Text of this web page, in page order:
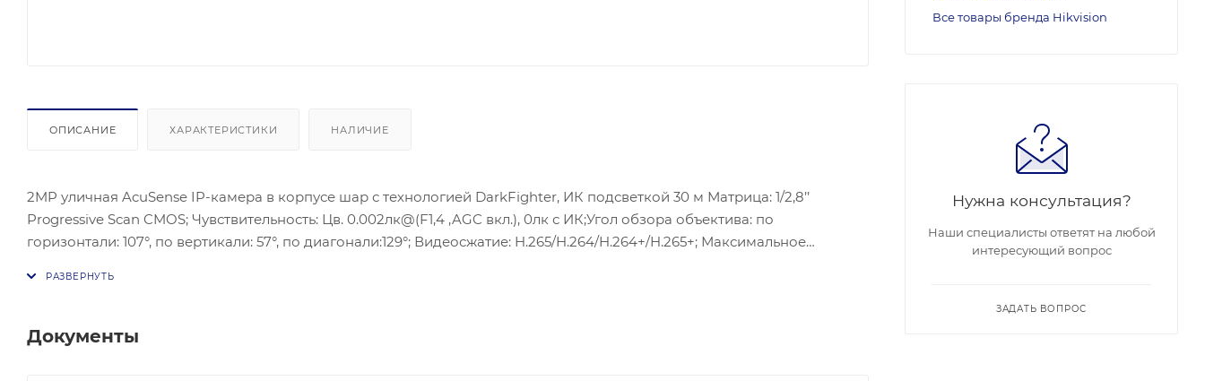
ОПИСАНИЕ ХАРАКТЕРИСТИКИ НАЛИЧИЕ
2MP уличная AcuSense IP-камера в корпусе шар с технологией DarkFighter, ИК подсветкой 30 м Матрица: 1/2,8’’
Progressive Scan CMOS; Чувствительность: Цв. 0.002лк@(F1,4 ,AGC вкл.), 0лк с ИК;Угол обзора объектива: по
горизонтали: 107°, по вертикали: 57°, по диагонали:129°; Видеосжатие: H.265/H.264/H.264+/H.265+; Максимальное
мм; Вес: 0,75кг.Встроенный микрофон,,стробоскоб,аудио-тревога.
Документы
Все товары бренда Hikvision
Нужна консультация?
Наши специалисты ответят на любой
интересующий вопрос
ЗАДАТЬ ВОПРОС